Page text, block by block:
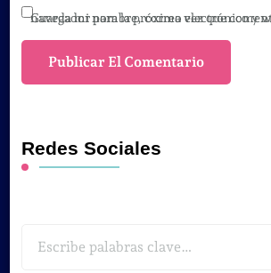
Guarda mi nombre, correo electrónico y web en este navegador para la próxima vez que
Redes Sociales